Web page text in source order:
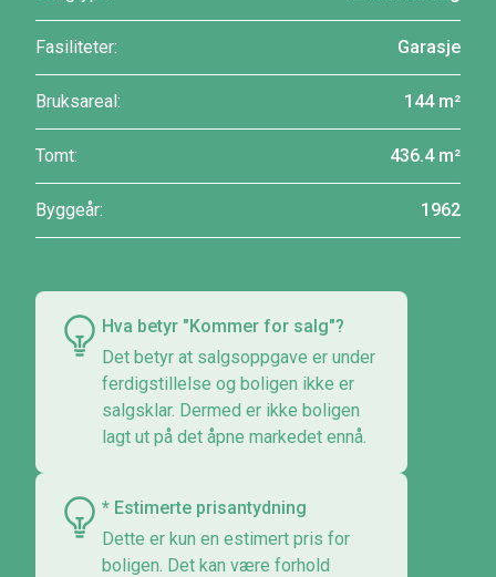
Fasiliteter: Garasje
Bruksareal: 144 m²
Tomt: 436.4 m²
Byggeår: 1962
Hva betyr "Kommer for salg"?
Det betyr at salgsoppgave er under
ferdigstillelse og boligen ikke er
salgsklar. Dermed er ikke boligen
lagt ut på det åpne markedet ennå.
* Estimerte prisantydning
Dette er kun en estimert pris for
boligen. Det kan være forhold